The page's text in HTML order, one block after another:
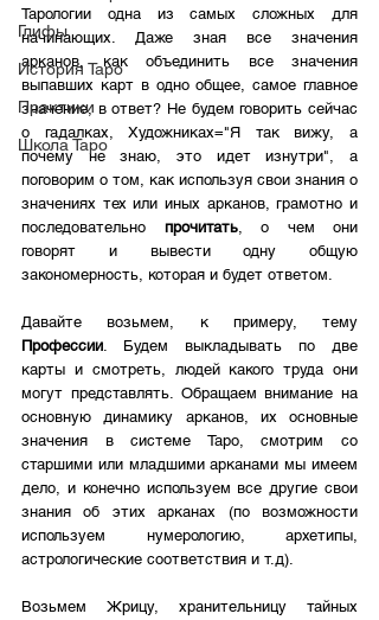
Глифы
История Таро
Практики
Школа Таро
Тарологии одна из самых сложных для
начинающих. Даже зная все значения
арканов, как объединить все значения
выпавших карт в одно общее, самое главное
значение, в ответ? Не будем говорить сейчас
о гадалках, Художниках="Я так вижу, а
почему не знаю, это идет изнутри", а
поговорим о том, как используя свои знания о
значениях тех или иных арканов, грамотно и
последовательно прочитать, о чем они
говорят и вывести одну общую
закономерность, которая и будет ответом.
Профессии. Будем выкладывать по две
карты и смотреть, людей какого труда они
могут представлять. Обращаем внимание на
основную динамику арканов, их основные
значения в системе Таро, смотрим со
старшими или младшими арканами мы имеем
дело, и конечно используем все другие свои
знания об этих арканах (по возможности
используем нумерологию, архетипы,
астрологические соответствия и т.д).
Возьмем Жрицу, хранительницу тайных